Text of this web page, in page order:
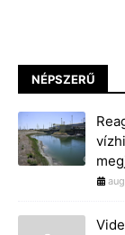
NÉPSZERŰ